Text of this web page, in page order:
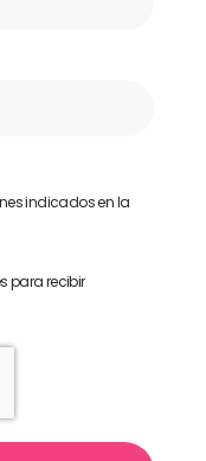
indicados en la
para recibir